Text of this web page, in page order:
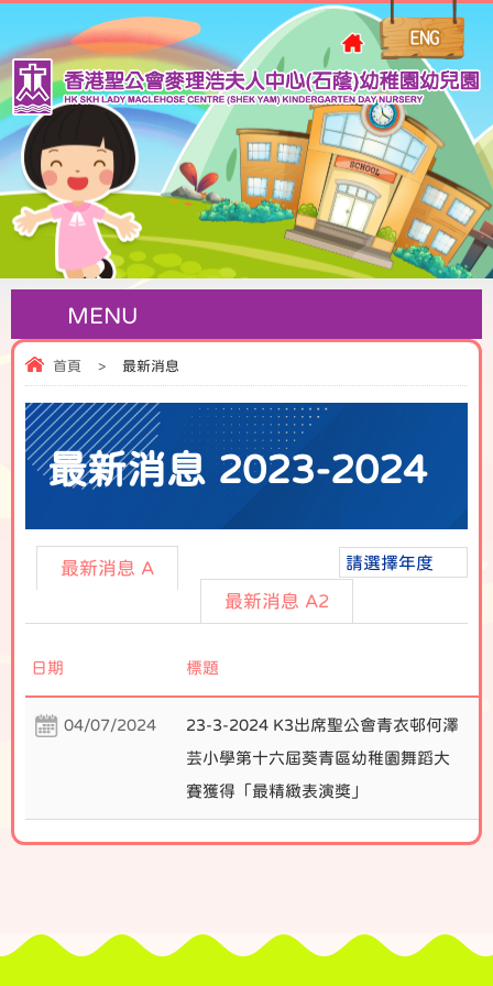
MENU
首頁 > 最新消息
最新消息 2023-2024
請選擇年度
最新消息 A
最新消息 A2
日期 標題
04/07/2024
23-3-2024 K3出席聖公會青衣邨何澤
芸小學第十六屆葵青區幼稚園舞蹈大
賽獲得「最精緻表演獎」